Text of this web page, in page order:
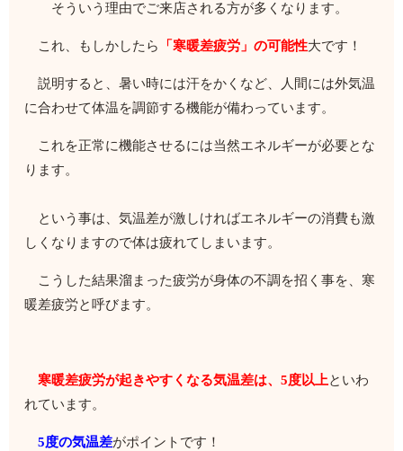
そういう理由でご来店される方が多くなります。
これ、もしかしたら 「寒暖差疲労」の可能性大です！
説明すると、暑い時には汗をかくなど、人間には外気温
に合わせて体温を調節する機能が備わっています。
これを正常に機能させるには当然エネルギーが必要とな
ります。
という事は、気温差が激しければエネルギーの消費も激
しくなりますので体は疲れてしまいます。
こうした結果溜まった疲労が身体の不調を招く事を、寒
暖差疲労と呼びます。
寒暖差疲労が起きやすくなる気温差は、5度以上といわ
れています。
5度の気温差がポイントです！